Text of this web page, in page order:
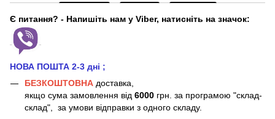
Є питання? - Напишіть нам у Viber, натисніть на значок:
НОВА ПОШТА 2-3 дні ;
БЕЗКОШТОВНА доставка,
якщо сума замовлення від 6000 грн. за програмою "склад-
склад", за умови відправки з одного складу.